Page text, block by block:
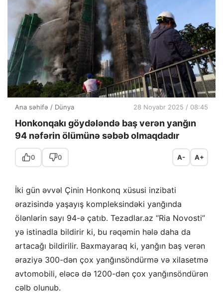
Ana səhifə / Dünya 28 Noyabr 2025 / 08:45
Honkonqakı göydələndə baş verən yanğın
94 nəfərin ölümünə səbəb olmaqdadır
0 0 A- A+
İki gün əvvəl Çinin Honkonq xüsusi inzibati
ərazisində yaşayış kompleksindəki yanğında
ölənlərin sayı 94-ə çatıb. Tezadlar.az “Ria Novosti”
yə istinadla bildirir ki, bu rəqəmin hələ daha da
artacağı bildirilir. Baxmayaraq ki, yanğın baş verən
əraziyə 300-dən çox yanğınsöndürmə və xilasetmə
avtomobili, eləcə də 1200-dən çox yanğınsöndürən
cəlb olunub.